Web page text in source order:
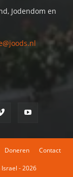
Jodendom en
Doneren Contact
- 2026